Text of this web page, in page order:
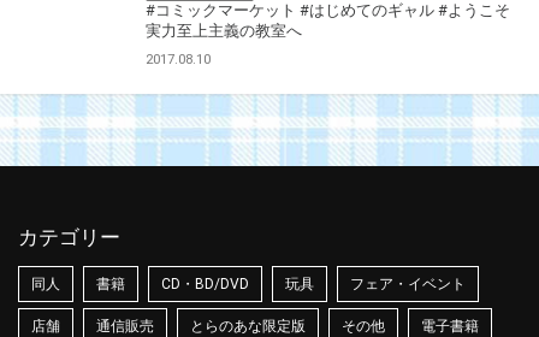
#コミックマーケット #はじめてのギャル #ようこそ
実力至上主義の教室へ
2017.08.10
カテゴリー
同人 書籍 CD・BD/DVD 玩具 フェア・イベント
店舗 通信販売 とらのあな限定版 その他 電子書籍